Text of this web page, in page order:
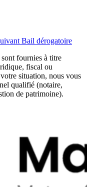
Bail dérogatoire
fournies à titre
fiscal ou
situation, nous vous
qualifié (notaire,
de patrimoine).